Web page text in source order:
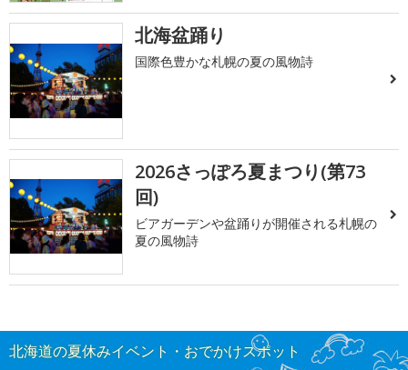
北海盆踊り
国際色豊かな札幌の夏の風物詩
2026さっぽろ夏まつり(第73
回)
ビアガーデンや盆踊りが開催される札幌の
夏の風物詩
北海道の夏休みイベント・おでかけスポット